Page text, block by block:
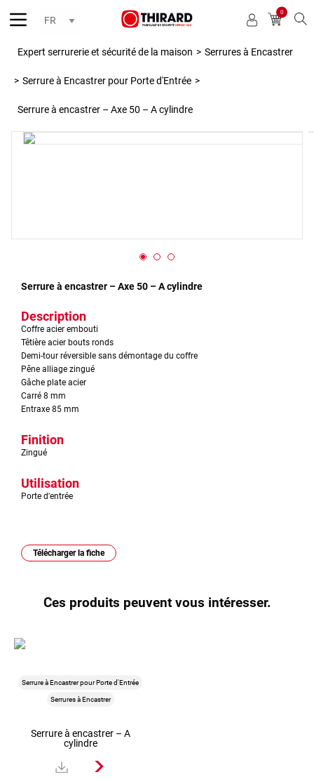
0
Expert serrurerie et sécurité de la maison > Serrures à Encastrer
> Serrure à Encastrer pour Porte d'Entrée >
Serrure à encastrer – Axe 50 – A cylindre
Serrure à encastrer – Axe 50 – A cylindre
Description
Coffre acier embouti
Têtière acier bouts ronds
Demi-tour réversible sans démontage du coffre
Pêne alliage zingué
Gâche plate acier
Carré 8 mm
Entraxe 85 mm
Finition
Zingué
Utilisation
Porte d'entrée
Télécharger la fiche
Ces produits peuvent vous intéresser.
Serrure à Encastrer pour Porte d'Entrée
Serrures à Encastrer
Serrure à encastrer – A
cylindre